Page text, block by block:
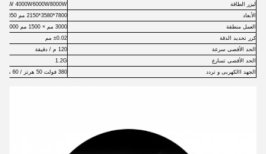
ليزر
الطاقة
4000W6000W8000W (اختياري)
الأبعاد
7800*3580*2150 مم
10050*4160*2160 مم
العمل منطقة 3000 مم × 1500 مم
4000 مم * 2000 مم
كرر تحديد الدقة
±0.02 مم
الحد الأقصى سرعة
120 م / دقيقة
الحد الأقصى تسارع
1.2G
الجهد االكهربى و تردد 380 فولت 50 هرتز / 60 هرتز